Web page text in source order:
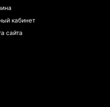
кабинет
сайта